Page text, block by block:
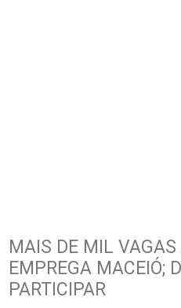
MAIS DE MIL VAGAS
EMPREGA MACEIÓ;
PARTICIPAR